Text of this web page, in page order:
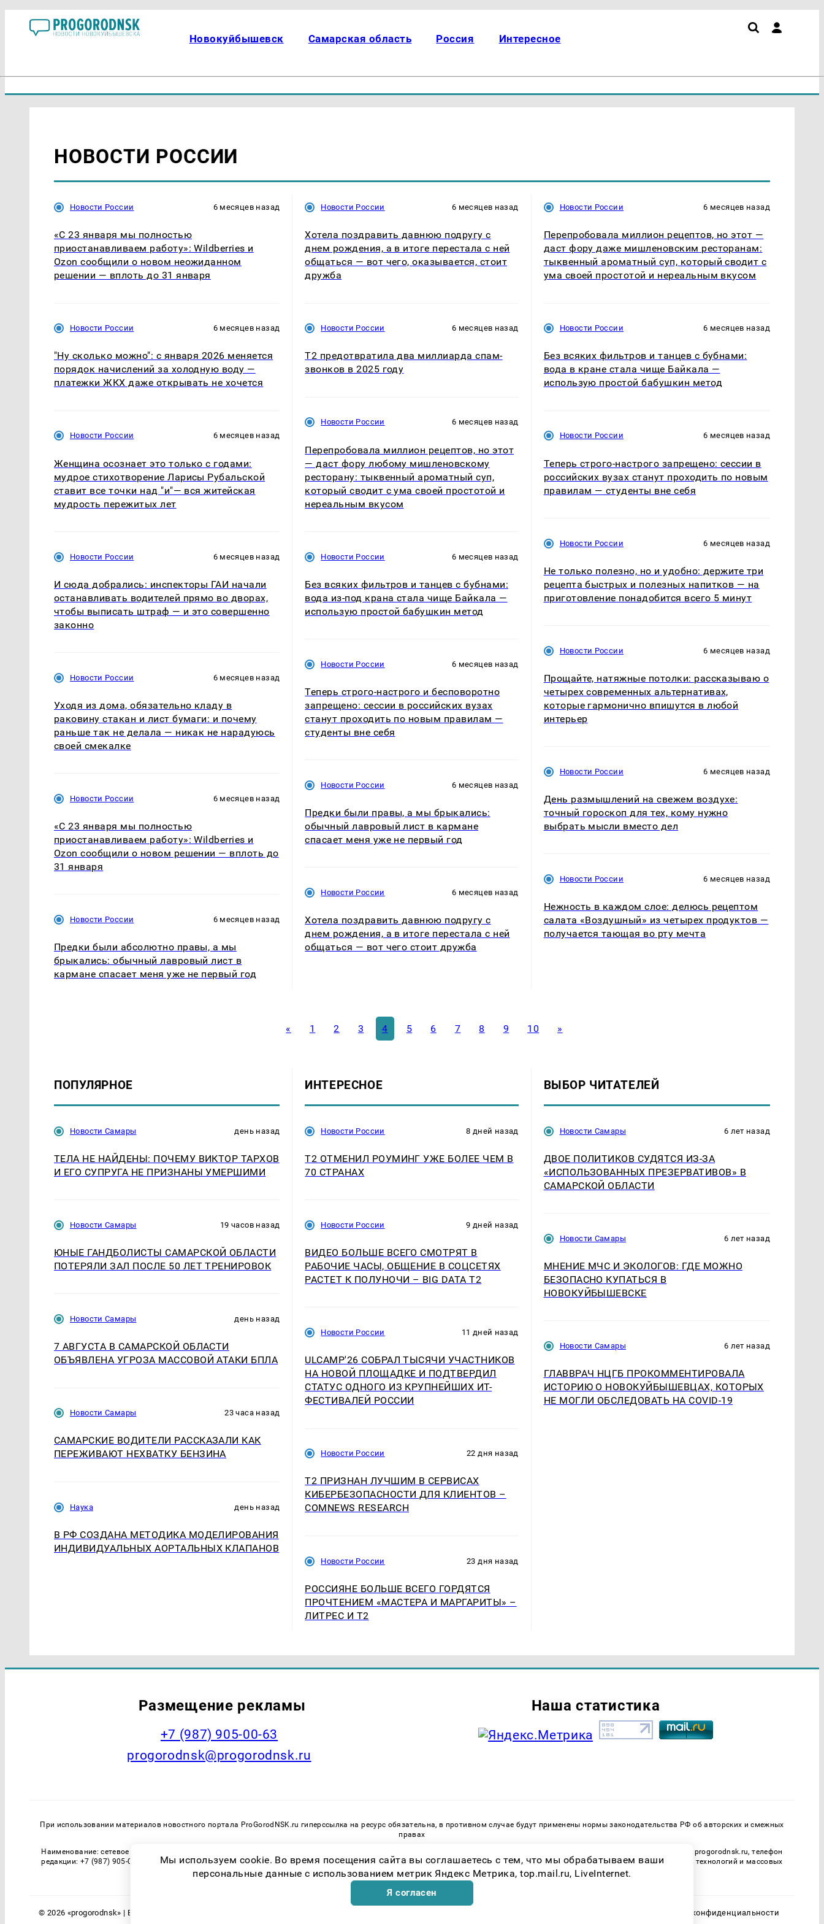
Новокуйбышевск Самарская область Россия Интересное
НОВОСТИ РОССИИ
Новости России 6 месяцев назад
«С 23 января мы полностью
приостанавливаем работу»: Wildberries и
Ozon сообщили о новом неожиданном
решении — вплоть до 31 января
Новости России 6 месяцев назад
"Ну сколько можно": с января 2026 меняется
порядок начислений за холодную воду —
платежки ЖКХ даже открывать не хочется
Новости России 6 месяцев назад
Женщина осознает это только с годами:
мудрое стихотворение Ларисы Рубальской
ставит все точки над "и"— вся житейская
мудрость пережитых лет
Новости России 6 месяцев назад
И сюда добрались: инспекторы ГАИ начали
останавливать водителей прямо во дворах,
чтобы выписать штраф — и это совершенно
законно
Новости России 6 месяцев назад
Уходя из дома, обязательно кладу в
раковину стакан и лист бумаги: и почему
раньше так не делала — никак не нарадуюсь
своей смекалке
Новости России 6 месяцев назад
«С 23 января мы полностью
приостанавливаем работу»: Wildberries и
Ozon сообщили о новом решении — вплоть до
31 января
Новости России 6 месяцев назад
Предки были абсолютно правы, а мы
брыкались: обычный лавровый лист в
кармане спасает меня уже не первый год
Новости России 6 месяцев назад
Хотела поздравить давнюю подругу с
днем рождения, а в итоге перестала с ней
общаться — вот чего, оказывается, стоит
дружба
Новости России 6 месяцев назад
Т2 предотвратила два миллиарда спам-
звонков в 2025 году
Новости России 6 месяцев назад
Перепробовала миллион рецептов, но этот
— даст фору любому мишленовскому
ресторану: тыквенный ароматный суп,
который сводит с ума своей простотой и
нереальным вкусом
Новости России 6 месяцев назад
Без всяких фильтров и танцев с бубнами:
вода из-под крана стала чище Байкала —
использую простой бабушкин метод
Новости России 6 месяцев назад
Теперь строго-настрого и бесповоротно
запрещено: сессии в российских вузах
станут проходить по новым правилам —
студенты вне себя
Новости России 6 месяцев назад
Предки были правы, а мы брыкались:
обычный лавровый лист в кармане
спасает меня уже не первый год
Новости России 6 месяцев назад
Хотела поздравить давнюю подругу с
днем рождения, а в итоге перестала с ней
общаться — вот чего стоит дружба
Новости России 6 месяцев назад
Перепробовала миллион рецептов, но этот —
даст фору даже мишленовским ресторанам:
тыквенный ароматный суп, который сводит с
ума своей простотой и нереальным вкусом
Новости России 6 месяцев назад
Без всяких фильтров и танцев с бубнами:
вода в кране стала чище Байкала —
использую простой бабушкин метод
Новости России 6 месяцев назад
Теперь строго-настрого запрещено: сессии в
российских вузах станут проходить по новым
правилам — студенты вне себя
Новости России 6 месяцев назад
Не только полезно, но и удобно: держите три
рецепта быстрых и полезных напитков — на
приготовление понадобится всего 5 минут
Новости России 6 месяцев назад
Прощайте, натяжные потолки: рассказываю о
четырех современных альтернативах,
которые гармонично впишутся в любой
интерьер
Новости России 6 месяцев назад
День размышлений на свежем воздухе:
точный гороскоп для тех, кому нужно
выбрать мысли вместо дел
Новости России 6 месяцев назад
Нежность в каждом слое: делюсь рецептом
салата «Воздушный» из четырех продуктов —
получается тающая во рту мечта
« 1 2 3 4 5 6 7 8 9 10 »
ПОПУЛЯРНОЕ
Новости Самары день назад
ТЕЛА НЕ НАЙДЕНЫ: ПОЧЕМУ ВИКТОР ТАРХОВ
И ЕГО СУПРУГА НЕ ПРИЗНАНЫ УМЕРШИМИ
Новости Самары 19 часов назад
ЮНЫЕ ГАНДБОЛИСТЫ САМАРСКОЙ ОБЛАСТИ
ПОТЕРЯЛИ ЗАЛ ПОСЛЕ 50 ЛЕТ ТРЕНИРОВОК
Новости Самары день назад
7 АВГУСТА В САМАРСКОЙ ОБЛАСТИ
ОБЪЯВЛЕНА УГРОЗА МАССОВОЙ АТАКИ БПЛА
Новости Самары 23 часа назад
САМАРСКИЕ ВОДИТЕЛИ РАССКАЗАЛИ КАК
ПЕРЕЖИВАЮТ НЕХВАТКУ БЕНЗИНА
Наука день назад
В РФ СОЗДАНА МЕТОДИКА МОДЕЛИРОВАНИЯ
ИНДИВИДУАЛЬНЫХ АОРТАЛЬНЫХ КЛАПАНОВ
ИНТЕРЕСНОЕ
Новости России 8 дней назад
Т2 ОТМЕНИЛ РОУМИНГ УЖЕ БОЛЕЕ ЧЕМ В
70 СТРАНАХ
Новости России 9 дней назад
ВИДЕО БОЛЬШЕ ВСЕГО СМОТРЯТ В
РАБОЧИЕ ЧАСЫ, ОБЩЕНИЕ В СОЦСЕТЯХ
РАСТЕТ К ПОЛУНОЧИ – BIG DATA T2
Новости России 11 дней назад
ULCAMP'26 СОБРАЛ ТЫСЯЧИ УЧАСТНИКОВ
НА НОВОЙ ПЛОЩАДКЕ И ПОДТВЕРДИЛ
СТАТУС ОДНОГО ИЗ КРУПНЕЙШИХ ИТ-
ФЕСТИВАЛЕЙ РОССИИ
Новости России 22 дня назад
T2 ПРИЗНАН ЛУЧШИМ В СЕРВИСАХ
КИБЕРБЕЗОПАСНОСТИ ДЛЯ КЛИЕНТОВ –
COMNEWS RESEARCH
Новости России 23 дня назад
РОССИЯНЕ БОЛЬШЕ ВСЕГО ГОРДЯТСЯ
ПРОЧТЕНИЕМ «МАСТЕРА И МАРГАРИТЫ» –
ЛИТРЕС И T2
ВЫБОР ЧИТАТЕЛЕЙ
Новости Самары 6 лет назад
ДВОЕ ПОЛИТИКОВ СУДЯТСЯ ИЗ-ЗА
«ИСПОЛЬЗОВАННЫХ ПРЕЗЕРВАТИВОВ» В
САМАРСКОЙ ОБЛАСТИ
Новости Самары 6 лет назад
МНЕНИЕ МЧС И ЭКОЛОГОВ: ГДЕ МОЖНО
БЕЗОПАСНО КУПАТЬСЯ В
НОВОКУЙБЫШЕВСКЕ
Новости Самары 6 лет назад
ГЛАВВРАЧ НЦГБ ПРОКОММЕНТИРОВАЛА
ИСТОРИЮ О НОВОКУЙБЫШЕВЦАХ, КОТОРЫХ
НЕ МОГЛИ ОБСЛЕДОВАТЬ НА COVID-19
Размещение рекламы
+7 (987) 905-00-63
progorodnsk@progorodnsk.ru
Наша статистика
При использовании материалов новостного портала ProGorodNSK.ru гиперссылка на ресурс обязательна, в противном случае будут применены нормы законодательства РФ об авторских и смежных
правах
Наименование: сетевое издание PROGORODNSK (ПРОГОРОДНСК) Учредитель: ООО «Проказан». Главный редактор: Федосеева А.Д. Электронная почта редакции: progorodnsk@progorodnsk.ru, телефон
редакции: +7 (987) 905-00-63. Регистрационный номер СМИ: ЭЛ № ФС 77 - 82994 от 31 марта 2022г. выдано Федеральной службой по надзору в сфере связи, информационных технологий и массовых
коммуникаций. Возрастная категория сайта 16+.
© 2026 «progorodnsk» | Все права защищены Политика конфиденциальности
Мы используем cookie. Во время посещения сайта вы соглашаетесь с тем, что мы обрабатываем ваши
персональные данные с использованием метрик Яндекс Метрика, top.mail.ru, LiveInternet.
Я согласен